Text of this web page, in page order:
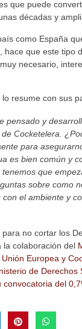
que puede
décadas y
como España
hace que este tipo
necesario,
resume con sus
pensado y
Cocketelera.
para
es bien común y
que
sobre como
con el ambiente y
no cortar los
la colaboración del
Europea y
de Derechos
del